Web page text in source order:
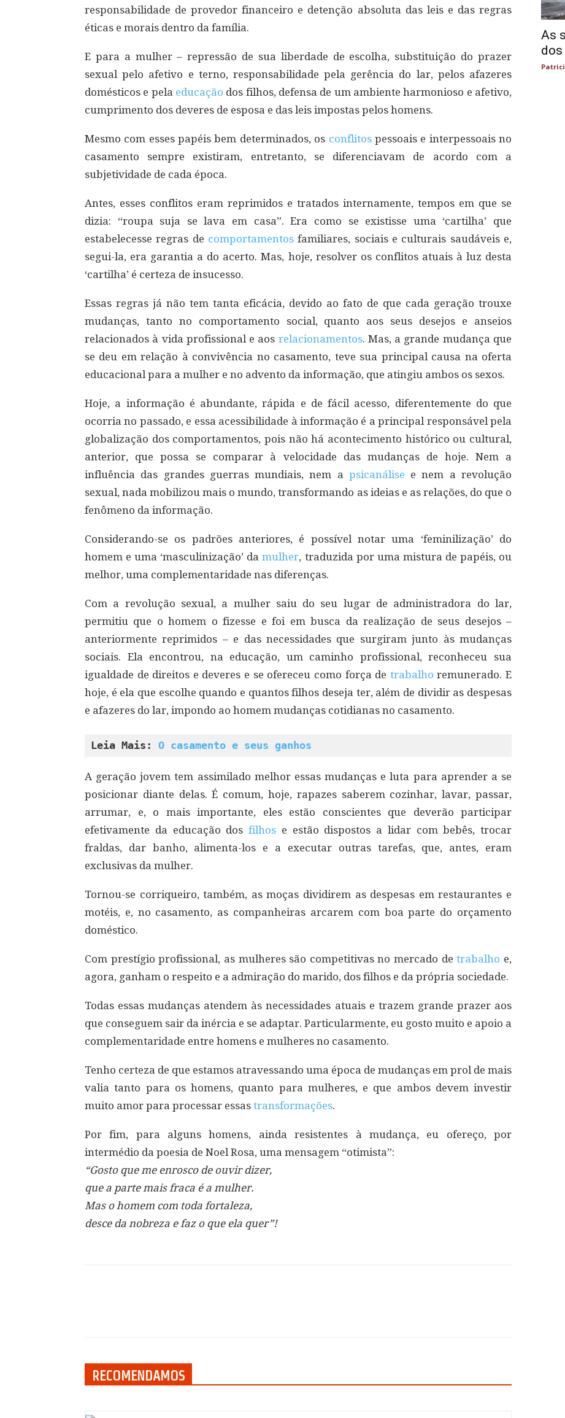
responsabilidade de provedor financeiro e detenção absoluta das leis e das regras
éticas e morais dentro da família.
E para a mulher – repressão de sua liberdade de escolha, substituição do prazer
sexual pelo afetivo e terno, responsabilidade pela gerência do lar, pelos afazeres
domésticos e pela educação dos filhos, defensa de um ambiente harmonioso e afetivo,
cumprimento dos deveres de esposa e das leis impostas pelos homens.
Mesmo com esses papéis bem determinados, os conflitospessoais e interpessoais no
casamento sempre existiram, entretanto, se diferenciavam de acordo com a
subjetividade de cada época.
Antes, esses conflitos eram reprimidos e tratados internamente, tempos em que se
dizia: “roupa suja se lava em casa”. Era como se existisse uma ‘cartilha’ que
estabelecesse regras de comportamentos familiares, sociais e culturais saudáveis e,
segui-la, era garantia a do acerto. Mas, hoje, resolver os conflitos atuais à luz desta
‘cartilha’ é certeza de insucesso.
Essas regras já não tem tanta eficácia, devido ao fato de que cada geração trouxe
mudanças, tanto no comportamento social, quanto aos seus desejos e anseios
relacionados à vida profissional e aos relacionamentos. Mas, a grande mudança que
se deu em relação à convivência no casamento, teve sua principal causa na oferta
educacional para a mulher e no advento da informação, que atingiu ambos os sexos.
Hoje, a informação é abundante, rápida e de fácil acesso, diferentemente do que
ocorria no passado, e essa acessibilidade à informação é a principal responsável pela
globalização dos comportamentos, pois não há acontecimento histórico ou cultural,
anterior, que possa se comparar à velocidade das mudanças de hoje. Nem a
influência das grandes guerras mundiais, nem a psicanálise e nem a revolução
sexual, nada mobilizou mais o mundo, transformando as ideias e as relações, do que o
fenômeno da informação.
Considerando-se os padrões anteriores, é possível notar uma ‘feminilização’ do
homem e uma ‘masculinização’ damulher, traduzida por uma mistura de papéis, ou
melhor, uma complementaridade nas diferenças.
Com a revolução sexual, a mulher saiu do seu lugar de administradora do lar,
permitiu que o homem o fizesse e foi em busca da realização de seus desejos –
anteriormente reprimidos – e das necessidades que surgiram junto às mudanças
sociais. Ela encontrou, na educação, um caminho profissional, reconheceu sua
igualdade de direitos e deveres e se ofereceu como força de trabalho remunerado. E
hoje, é ela que escolhe quando e quantos filhos deseja ter, além de dividir as despesas
e afazeres do lar, impondo ao homem mudanças cotidianas no casamento.
Leia Mais: O casamento e seus ganhos
A geração jovem tem assimilado melhor essas mudanças e luta para aprender a se
posicionar diante delas. É comum, hoje, rapazes saberem cozinhar, lavar, passar,
arrumar, e, o mais importante, eles estão conscientes que deverão participar
efetivamente da educação dos filhos e estão dispostos a lidar com bebês, trocar
fraldas, dar banho, alimenta-los e a executar outras tarefas, que, antes, eram
exclusivas da mulher.
Tornou-se corriqueiro, também, as moças dividirem as despesas em restaurantes e
motéis, e, no casamento, as companheiras arcarem com boa parte do orçamento
doméstico.
Com prestígio profissional, as mulheres são competitivas no mercado detrabalho e,
agora, ganham o respeito e a admiração do marido, dos filhos e da própria sociedade.
Todas essas mudanças atendem às necessidades atuais e trazem grande prazer aos
que conseguem sair da inércia e se adaptar. Particularmente, eu gosto muito e apoio a
complementaridade entre homens e mulheres no casamento.
Tenho certeza de que estamos atravessando uma época de mudanças em prol de mais
valia tanto para os homens, quanto para mulheres, e que ambos devem investir
muito amor para processar essas transformações.
Por fim, para alguns homens, ainda resistentes à mudança, eu ofereço, por
intermédio da poesia de Noel Rosa, uma mensagem “otimista”:
“Gosto que me enrosco de ouvir dizer,
que a parte mais fraca é a mulher.
Mas o homem com toda fortaleza,
desce da nobreza e faz o que ela quer”!
RECOMENDAMOS
As